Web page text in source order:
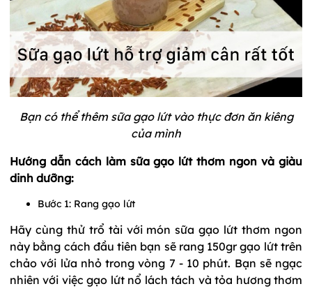
Bạn có thể thêm sữa gạo lứt vào thực đơn ăn kiêng
của mình
Hướng dẫn cách làm sữa gạo lứt thơm ngon và giàu
dinh dưỡng:
Bước 1: Rang gạo lứt
Hãy cùng thử trổ tài với món sữa gạo lứt thơm ngon
này bằng cách đầu tiên bạn sẽ rang 150gr gạo lứt trên
chảo với lửa nhỏ trong vòng 7 - 10 phút. Bạn sẽ ngạc
nhiên với việc gạo lứt nổ lách tách và tỏa hương thơm